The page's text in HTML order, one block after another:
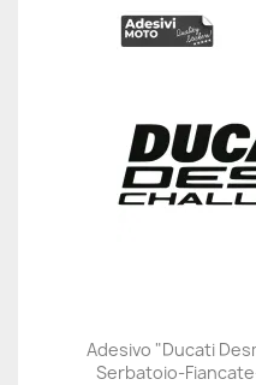
Adesivo "Ducati
Serbatoio-